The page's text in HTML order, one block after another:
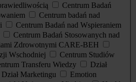
Centrum Badań
Centrum badań nad
Centrum Badań nad Wspieraniem
Centrum Badań Stosowanych nad
Zdrowotnymi CARE-BEH
Wschodniej
Centrum Studiów
Transferu Wiedzy
Dział
Dział Marketingu
Emotion